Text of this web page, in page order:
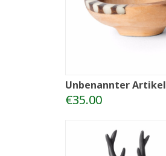
Unbenannter Artikel
€35.00